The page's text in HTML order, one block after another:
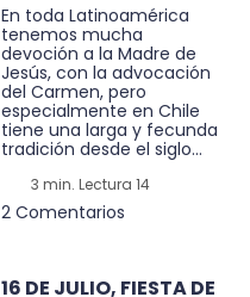
En toda Latinoamérica
tenemos mucha
devoción a la Madre de
Jesús, con la advocación
del Carmen, pero
especialmente en Chile
tiene una larga y fecunda
tradición desde el siglo...
3 min. Lectura 14
2 Comentarios
16 DE JULIO, FIESTA DE